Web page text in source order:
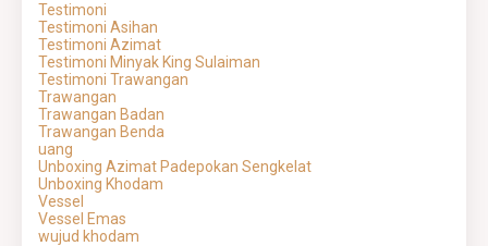
Testimoni
Testimoni Asihan
Testimoni Azimat
Testimoni Minyak King Sulaiman
Testimoni Trawangan
Trawangan
Trawangan Badan
Trawangan Benda
uang
Unboxing Azimat Padepokan Sengkelat
Unboxing Khodam
Vessel
Vessel Emas
wujud khodam